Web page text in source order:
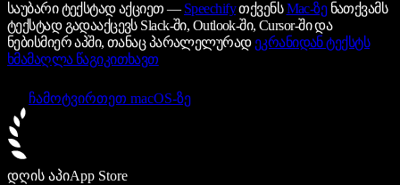
საუბარი ტექსტად აქციეთ — SpeechifyთქვენსMac-ზენათქვამს
ტექსტად გადააქცევს Slack-ში, Outlook-ში, Cursor-ში და
ნებისმიერ აპში, თანაც პარალელურად ეკრანიდან ტექსტს
ხმამაღლა წაგიკითხავთ
ჩამოტვირთეთ macOS-ზე
დღის აპიApp Store